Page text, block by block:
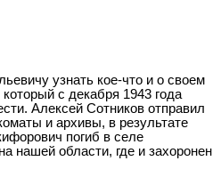
узнать кое-что и о своем
с декабря 1943 года
Алексей Сотников отправил
и архивы, в результате
погиб в селе
нашей области, где и захоронен